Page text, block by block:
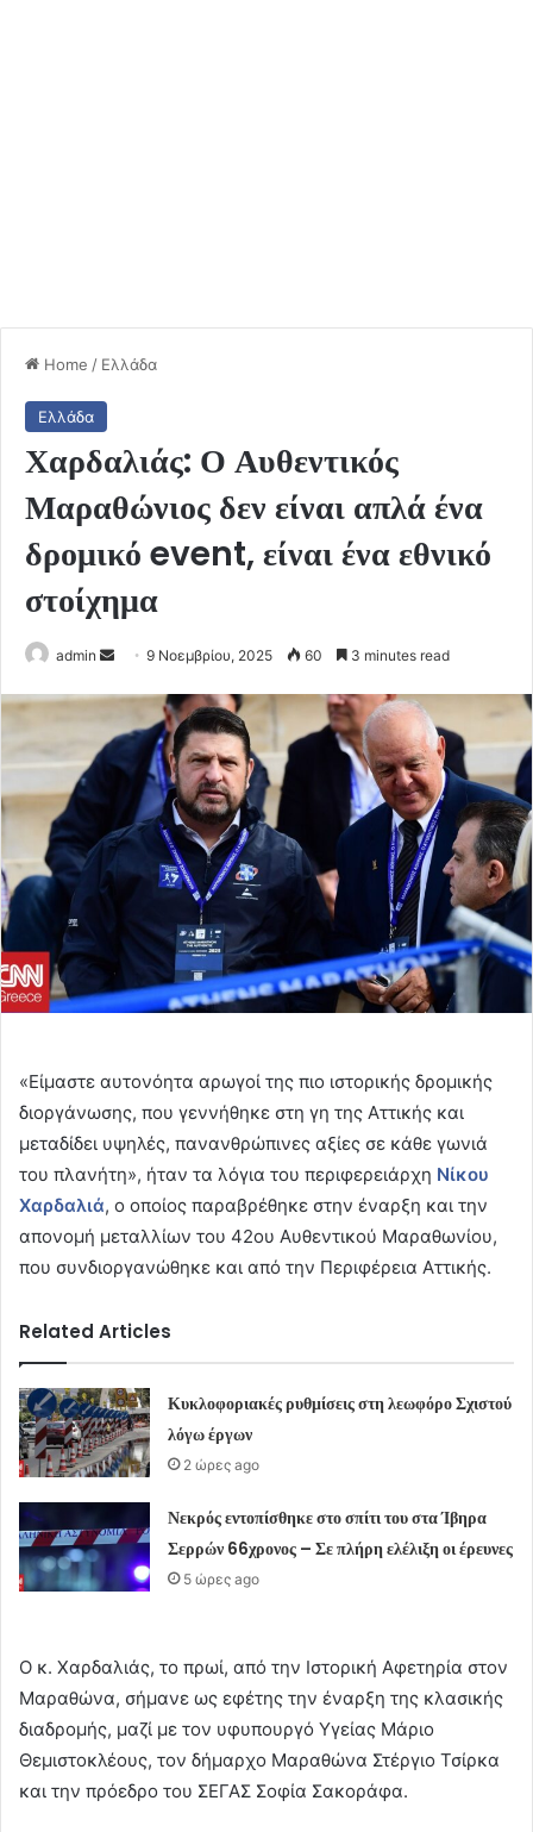
Home / Ελλάδα
Ελλάδα
Χαρδαλιάς: Ο Αυθεντικός
Μαραθώνιος δεν είναι απλά ένα
δρομικό event, είναι ένα εθνικό
στοίχημα
admin
Send9 Νοεμβρίου, 2025 60 3 minutes read
«Είμαστε αυτονόητα αρωγοί της πιο ιστορικής δρομικής
διοργάνωσης, που γεννήθηκε στη γη της Αττικής και
μεταδίδει υψηλές, πανανθρώπινες αξίες σε κάθε γωνιά
του πλανήτη», ήταν τα λόγια του περιφερειάρχη Νίκου
Χαρδαλιά, ο οποίος παραβρέθηκε στην έναρξη και την
απονομή μεταλλίων του 42ου Αυθεντικού Μαραθωνίου,
που συνδιοργανώθηκε και από την Περιφέρεια Αττικής.
Related Articles
Κυκλοφοριακές ρυθμίσεις στη λεωφόρο Σχιστού
λόγω έργων
2 ώρες ago
Νεκρός εντοπίσθηκε στο σπίτι του στα Ίβηρα
Σερρών 66χρονος – Σε πλήρη ελέλιξη οι έρευνες
5 ώρες ago
Ο κ. Χαρδαλιάς, το πρωί, από την Ιστορική Αφετηρία στον
Μαραθώνα, σήμανε ως εφέτης την έναρξη της κλασικής
διαδρομής, μαζί με τον υφυπουργό Υγείας Μάριο
Θεμιστοκλέους, τον δήμαρχο Μαραθώνα Στέργιο Τσίρκα
και την πρόεδρο του ΣΕΓΑΣ Σοφία Σακοράφα.